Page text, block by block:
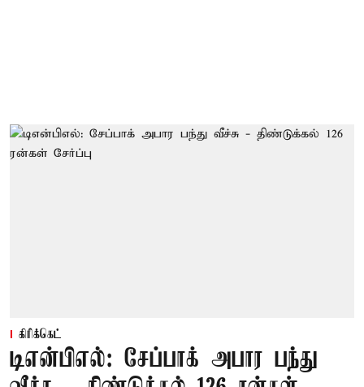
கிரிக்கெட்
டிஎன்பிஎல்: சேப்பாக் அபார பந்து